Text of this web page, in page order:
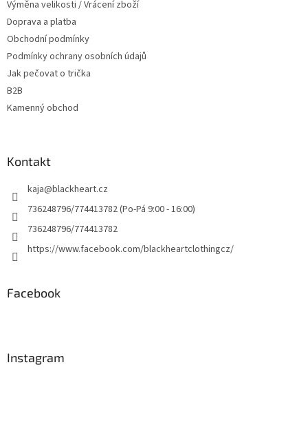
Výměna velikosti / Vrácení zboží
Doprava a platba
Obchodní podmínky
Podmínky ochrany osobních údajů
Jak pečovat o trička
B2B
Kamenný obchod
Kontakt
kaja@blackheart.cz
736248796/774413782 (Po-Pá 9:00 - 16:00)
736248796/774413782
https://www.facebook.com/blackheartclothingcz/
Facebook
Instagram